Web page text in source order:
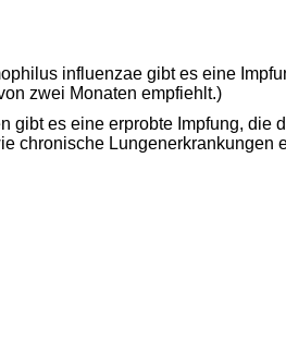
influenzae gibt es eine
zwei Monaten empfiehlt.)
gibt es eine erprobte Impfung,
chronische Lungenerkrankungen